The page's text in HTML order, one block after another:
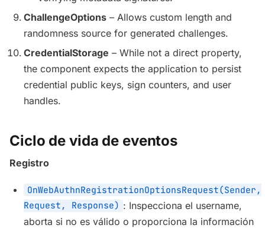
ChallengeOptions – Allows custom length and
randomness source for generated challenges.
CredentialStorage – While not a direct property,
the component expects the application to persist
credential public keys, sign counters, and user
handles.
Ciclo de vida de eventos
Registro
OnWebAuthnRegistrationOptionsRequest(Sender,
Request, Response) : Inspecciona el username,
aborta si no es válido o proporciona la información